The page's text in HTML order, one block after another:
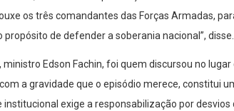
os três comandantes das Forças Armadas,
de defender a soberania nacional”, disse.
Edson Fachin, foi quem discursou no
a gravidade que o episódio merece, constitui
exige a responsabilização por desvios